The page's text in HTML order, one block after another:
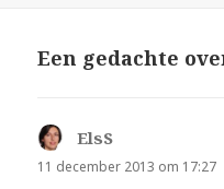
Een gedachte
ElsS
11 december 2013 om 17:27